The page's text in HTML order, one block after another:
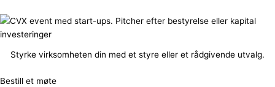
Styrke virksomheten din med et styre eller et rådgivende utvalg.
Bestill et møte